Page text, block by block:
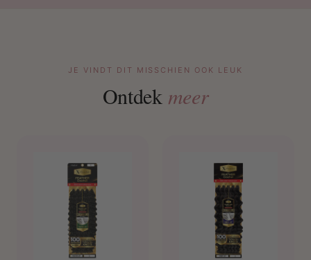
JE VINDT DIT MISSCHIEN OOK LEUK
Ontdek meer